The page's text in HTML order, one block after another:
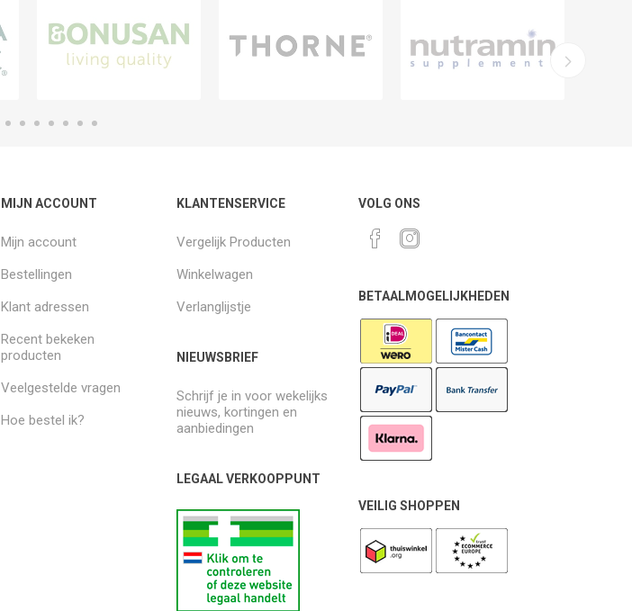
MIJN ACCOUNT
Mijn account
Bestellingen
Klant adressen
Recent bekeken
producten
Veelgestelde vragen
Hoe bestel ik?
KLANTENSERVICE
Vergelijk Producten
Winkelwagen
Verlanglijstje
NIEUWSBRIEF
Schrijf je in voor wekelijks
nieuws, kortingen en
aanbiedingen
LEGAAL VERKOOPPUNT
VOLG ONS
BETAALMOGELIJKHEDEN
VEILIG SHOPPEN